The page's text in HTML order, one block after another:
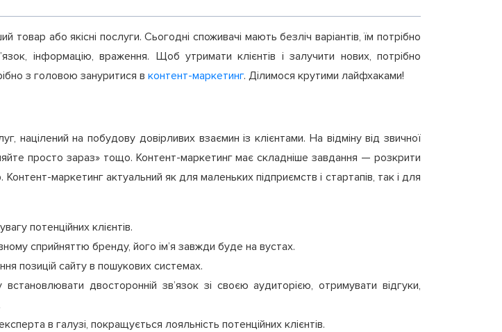
або якісні послуги. Сьогодні споживачі мають безліч варіантів, їм потрібно
інформацію, враження. Щоб утримати клієнтів і залучити нових, потрібно
з головою зануритися в контент-маркетинг. Ділимося крутими лайфхаками!
націлений на побудову довірливих взаємин із клієнтами. На відміну від звичної
просто зараз» тощо. Контент-маркетинг має складніше завдання — розкрити
Контент-маркетинг актуальний як для маленьких підприємств і стартапів, так і для
потенційних клієнтів.
сприйняттю бренду, його ім’я завжди буде на вустах.
позицій сайту в пошукових системах.
двосторонній зв’язок зі своєю аудиторією, отримувати відгуки,
в галузі, покращується лояльність потенційних клієнтів.